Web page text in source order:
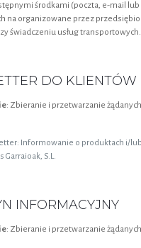
środkami (poczta, e-mail
na organizowane przez
świadczeniu usług transportowych.
DO KLIENTÓW
: Zbieranie i przetwarzanie
Informowanie o produktach i/
Garraioak, S.L.
INFORMACYJNY
: Zbieranie i przetwarzanie